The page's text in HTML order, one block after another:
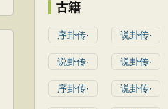
古籍
序卦传· 说卦传·
说卦传· 说卦传·
序卦传· 说卦传·